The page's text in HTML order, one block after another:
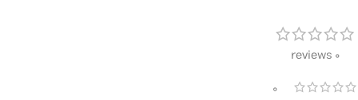
0 reviews
0